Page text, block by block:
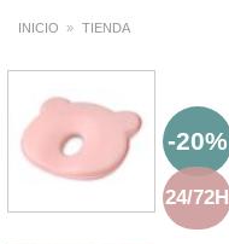
INICIO » TIENDA
-20%
24/72H